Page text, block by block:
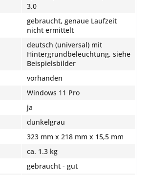
3.0
gebraucht, genaue Laufzeit
nicht ermittelt
deutsch (universal) mit
Hintergrundbeleuchtung, siehe
Beispielsbilder
vorhanden
Windows 11 Pro
ja
dunkelgrau
323 mm x 218 mm x 15,5 mm
ca. 1.3 kg
gebraucht - gut